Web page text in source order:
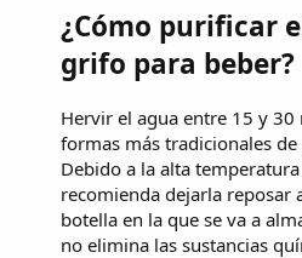
¿Cómo purificar
grifo para beber?
Hervir el agua entre 15 y 30
formas más tradicionales
Debido a la alta
recomienda dejarla reposar
botella en la que se va a
no elimina las sustancias